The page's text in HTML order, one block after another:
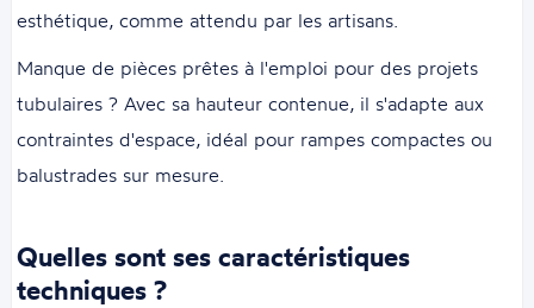
esthétique, comme attendu par les artisans.
Manque de pièces prêtes à l'emploi pour des projets
tubulaires ? Avec sa hauteur contenue, il s'adapte aux
contraintes d'espace, idéal pour rampes compactes ou
balustrades sur mesure.
Quelles sont ses caractéristiques
techniques ?